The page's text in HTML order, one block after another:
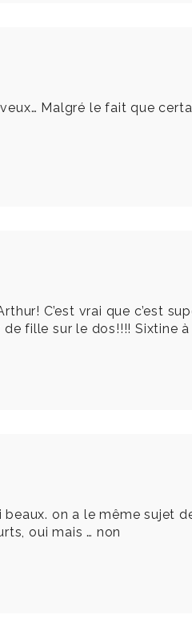
Malgré le fait que
C’est vrai que c’est
fille sur le dos!!!! Sixtine
on a le même sujet
oui mais … non